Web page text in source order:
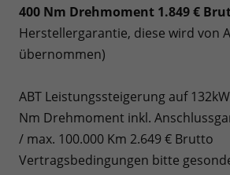
400 Nm Drehmoment 1.849 €
Herstellergarantie, diese wird von
übernommen)
ABT Leistungssteigerung auf
Nm Drehmoment inkl.
/ max. 100.000 Km 2.649 € Brutto
Vertragsbedingungen bitte